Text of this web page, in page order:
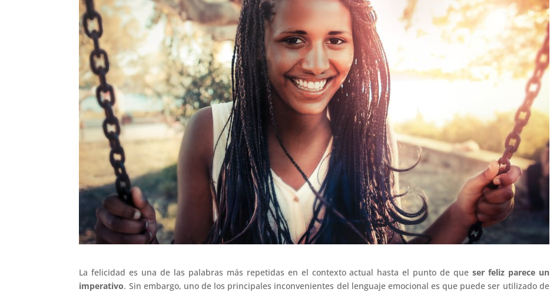
La felicidad es una de las palabras más repetidas en el contexto actual hasta el punto de que ser feliz parece un
imperativo. Sin embargo, uno de los principales inconvenientes del lenguaje emocional es que puede ser utilizado de